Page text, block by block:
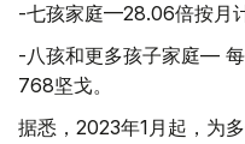
-七孩家庭—28.06倍按月
-八孩和更多孩子家庭—
768坚戈。
据悉，2023年1月起，为